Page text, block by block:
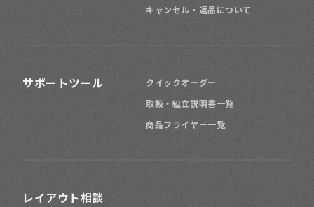
キャンセル・返品について
サポートツール
クイックオーダー
取扱・組立説明書一覧
商品フライヤー一覧
レイアウト相談